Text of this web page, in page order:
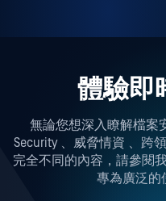
體驗即
無論您想深入瞭解檔案
Security 、威脅情資 、跨
完全不同的內容，請參閱
專為廣泛的